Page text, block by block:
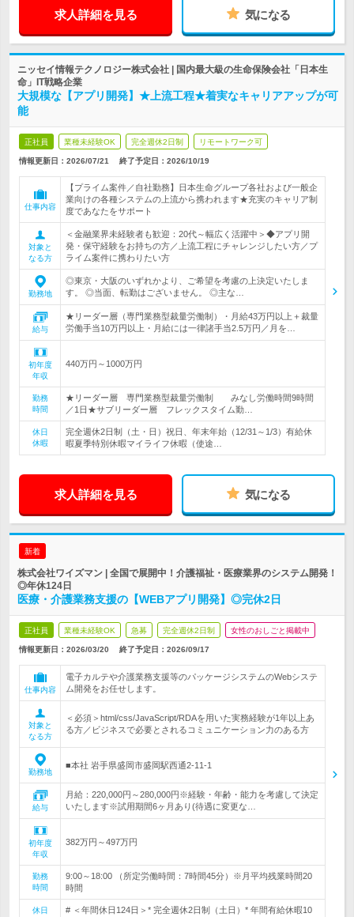
求人詳細を見る 気になる
ニッセイ情報テクノロジー株式会社 | 国内最大級の生命保険会社「日本生
命」IT戦略企業
大規模な【アプリ開発】★上流工程★着実なキャリアアップが可
能
正社員 業種未経験OK 完全週休2日制 リモートワーク可
情報更新日：2026/07/21 終了予定日： 2026/10/19
仕事内容
【プライム案件／自社勤務】日本生命グループ各社および一般企
業向けの各種システムの上流から携われます★充実のキャリア制
度であなたをサポート
対象と
なる方
＜金融業界未経験者も歓迎：20代～幅広く活躍中＞◆アプリ開
発・保守経験をお持ちの方／上流工程にチャレンジしたい方／プ
ライム案件に携わりたい方
勤務地
◎東京・大阪のいずれかより、ご希望を考慮の上決定いたしま
す。 ◎当面、転勤はございません。 ◎主な…
給与
★リーダー層（専門業務型裁量労働制）・月給43万円以上＋裁量
労働手当10万円以上・月給には一律諸手当2.5万円／月を…
初年度
年収
440万円～1000万円
勤務
時間
★リーダー層 専門業務型裁量労働制 みなし労働時間9時間
／1日★サブリーダー層 フレックスタイム勤…
休日
休暇
完全週休2日制（土・日）祝日、年末年始（12/31～1/3）有給休
暇夏季特別休暇マイライフ休暇（使途…
求人詳細を見る 気になる
新着
株式会社ワイズマン | 全国で展開中！介護福祉・医療業界のシステム開発！
◎年休124日
医療・介護業務支援の【WEBアプリ開発】◎完休2日
正社員 業種未経験OK 急募 完全週休2日制 女性のおしごと掲載中
情報更新日：2026/03/20 終了予定日： 2026/09/17
仕事内容
電子カルテや介護業務支援等のパッケージシステムのWebシステ
ム開発をお任せします。
対象と
なる方
＜必須＞html/css/JavaScript/RDAを用いた実務経験が1年以上あ
る方／ビジネスで必要とされるコミュニケーション力のある方
勤務地
■本社 岩手県盛岡市盛岡駅西通2-11-1
給与
月給：220,000円～280,000円※経験・年齢・能力を考慮して決定
いたします※試用期間6ヶ月あり(待遇に変更な…
初年度
年収
382万円～497万円
勤務
時間
9:00～18:00 （所定労働時間：7時間45分）※月平均残業時間20
時間
休日
# ＜年間休日124日＞* 完全週休2日制（土日）* 年間有給休暇10